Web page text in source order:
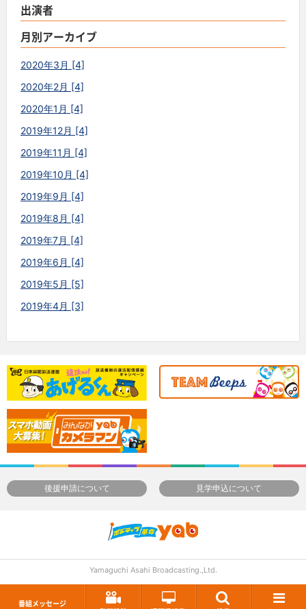
番組メッセージ
出演者
月別アーカイブ
2020年3月 [4]
2020年2月 [4]
2020年1月 [4]
2019年12月 [4]
2019年11月 [4]
2019年10月 [4]
2019年9月 [4]
2019年8月 [4]
2019年7月 [4]
2019年6月 [4]
2019年5月 [5]
2019年4月 [3]
後援申請について 見学申込について
Yamaguchi Asahi Broadcasting.,Ltd.